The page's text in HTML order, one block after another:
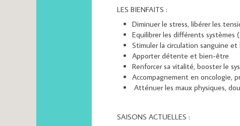
LES BIENFAITS :
Diminuer le stress, libérer les
Equilibrer les différents systèmes
Stimuler la circulation sanguine et
Apporter détente et bien-être
Renforcer sa vitalité, booster le
Accompagnement en oncologie,
Atténuer les maux physiques,
SAISONS ACTUELLES :